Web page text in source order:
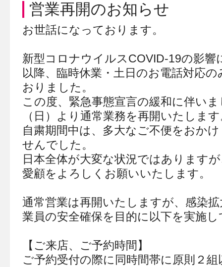
営業再開のお知らせ
お世話になっております。
新型コロナウイルスCOVID-19の影響
以降、臨時休業・土日のお電話対応
おりました。
この度、緊急事態宣言の緩和に伴い
（日）より通常業務を再開いたしま
自粛期間中は、多大なご不便をおか
せんでした。
日本全体が大変な状況ではあります
愛顧をよろしくお願いいたします。
通常営業は再開いたしますが、感染
業員の安全確保を目的に以下を実施
【ご来店、ご予約時間】
ご予約受付の際に同時間帯に原則２